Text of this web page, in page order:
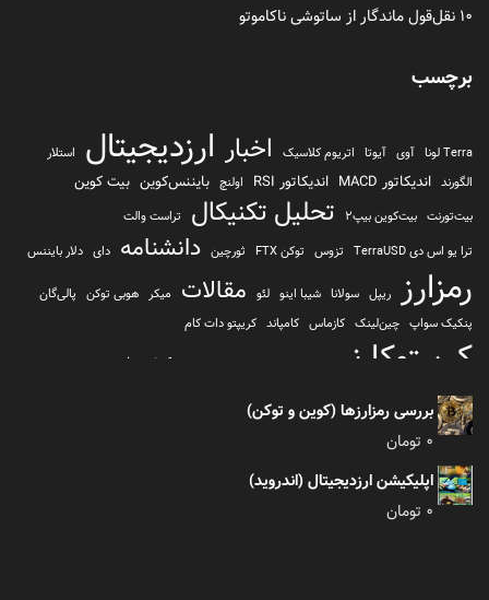
۱۰ نقل‌قول ماندگار از ساتوشی ناکاموتو
برچسب
Terra لونا آوی آیوتا اتریوم کلاسیک اخبار ارزدیجیتال
استلار
الگورند اندیکاتور MACD اندیکاتور RSI اولنچ بایننس‌کوین بیت کوین
بیت‌تورنت بیت‌کوین بیپ2 تحلیل تکنیکال
تراست والت
ترا یو اس دی TerraUSD
تزوس توکن FTX ثورچین دانشنامه دای دلار بایننس
رمزارز ریپل سولانا شیبا اینو لئو مقالات میکر هوبی توکن پالی‌گان
پنکیک سواپ چین‌لینک کازماس کامپاند کریپتو دات کام
کریپتوکارنسی کیف پول
کیف پول تراست والت
بررسی رمزارزها (کوین و توکن)
0 تومان
اپلیکیشن ارزدیجیتال (اندروید)
0 تومان